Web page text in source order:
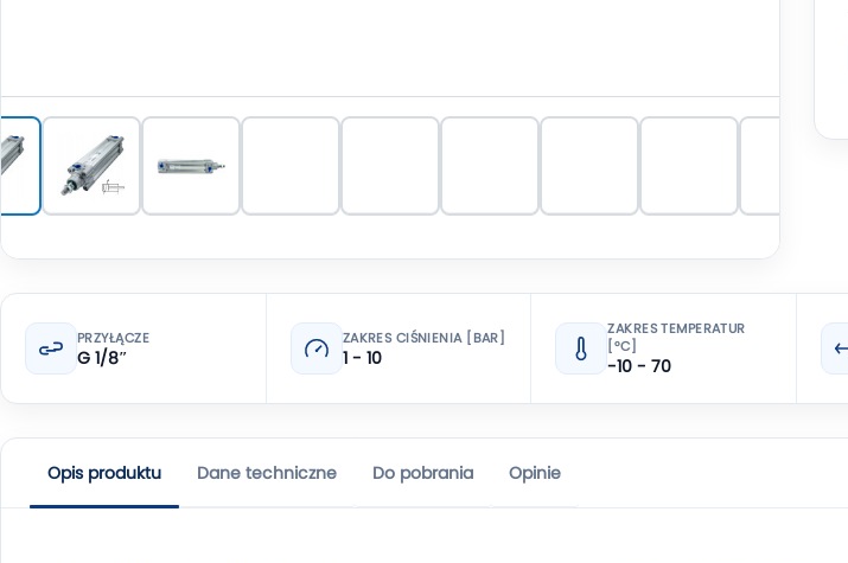
PRZYŁĄCZE
G 1/8″
ZAKRES CIŚNIENIA [BAR]
1 - 10
ZAKRES TEMPERATUR
[°C]
-10 - 70
Opis produktu Dane techniczne Do pobrania Opinie